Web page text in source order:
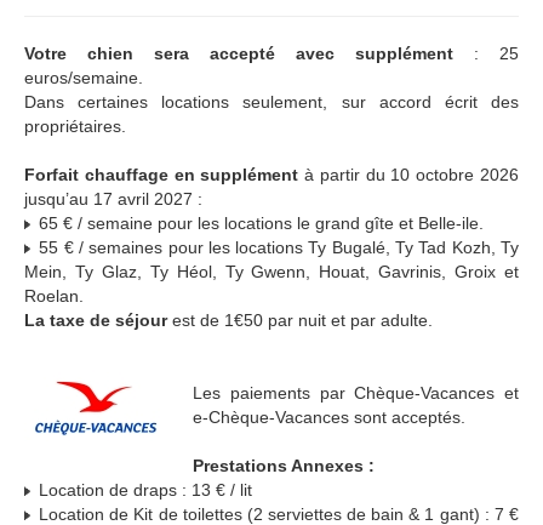
Votre chien sera accepté avec supplément : 25
euros/semaine.
Dans certaines locations seulement, sur accord écrit des
propriétaires.
Forfait chauffage en supplément à partir du 10 octobre 2026
jusqu’au 17 avril 2027 :
65 € / semaine pour les locations le grand gîte et Belle-ile.
55 € / semaines pour les locations Ty Bugalé, Ty Tad Kozh, Ty
Mein, Ty Glaz, Ty Héol, Ty Gwenn, Houat, Gavrinis, Groix et
Roelan.
La taxe de séjourest de 1€50 par nuit et par adulte.
Les paiements par Chèque-Vacances et
e-Chèque-Vacances sont acceptés.
Prestations Annexes :
Location de draps : 13 € / lit
Location de Kit de toilettes (2 serviettes de bain & 1 gant) : 7 €